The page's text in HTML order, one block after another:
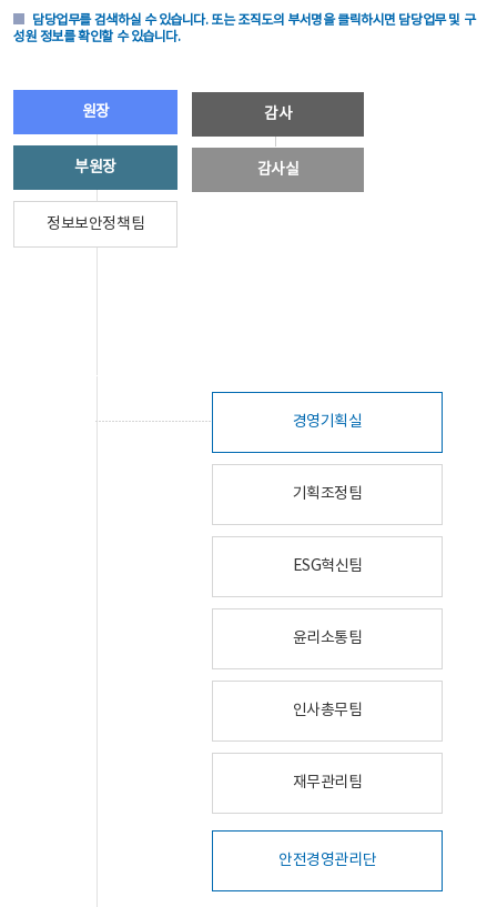
담당업무를 검색하실 수 있습니다. 또는 조직도의 부서명을 클릭하시면 담당업무 및 구
성원 정보를 확인할 수 있습니다.
원장
부원장
정보보안정책팀
감사
감사실
경영기획실
기획조정팀
ESG혁신팀
윤리소통팀
인사총무팀
재무관리팀
안전경영관리단